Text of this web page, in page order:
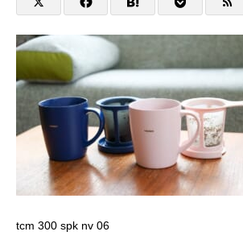
tcm 300 spk nv 06